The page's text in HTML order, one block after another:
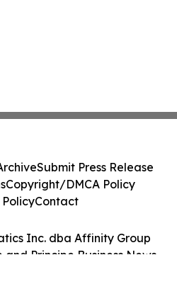
Inc. dba Affinity Group
and Principe Business News.
Submit Press Release
Copyright/DMCA Policy
Contact